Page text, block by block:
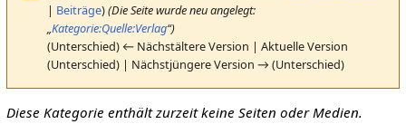
| Beiträge)(Die Seite wurde neu angelegt:
„Kategorie:Quelle:Verlag“)
(Unterschied) ← Nächstältere Version | Aktuelle Version
(Unterschied) | Nächstjüngere Version → (Unterschied)
Diese Kategorie enthält zurzeit keine Seiten oder Medien.